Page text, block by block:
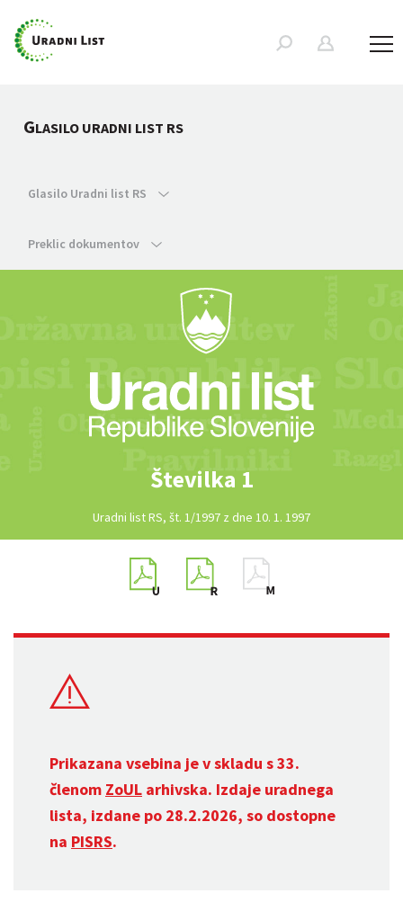
GLASILO URADNI LIST RS
Glasilo Uradni list RS
Preklic dokumentov
Številka 1
Uradni list RS, št. 1/1997 z dne 10. 1. 1997
Prikazana vsebina je v skladu s 33.
členom ZoUL arhivska. Izdaje uradnega
lista, izdane po 28.2.2026, so dostopne
na PISRS.